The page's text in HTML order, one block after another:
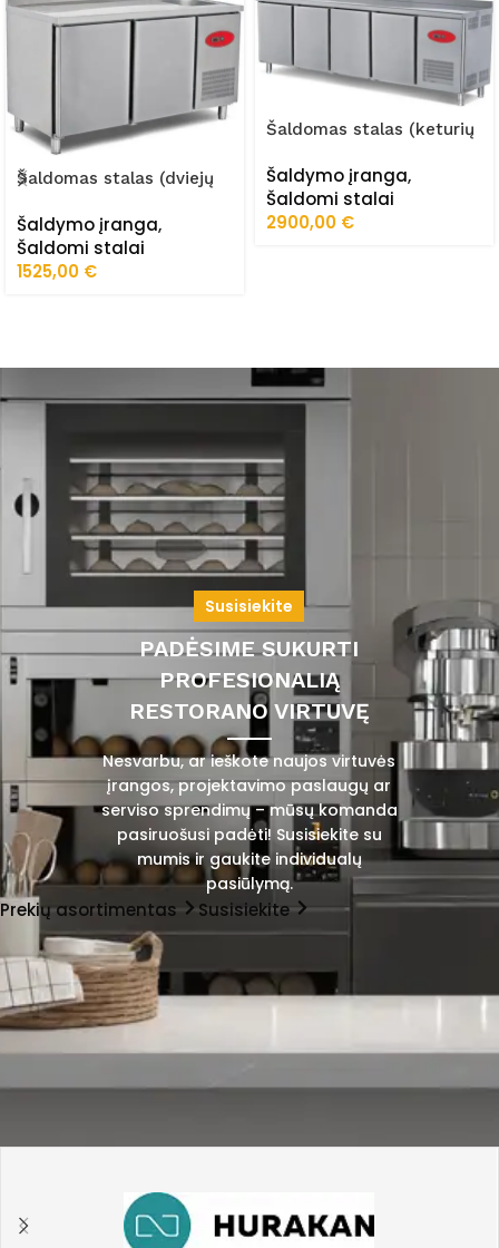
Šaldomas stalas (dviejų
Šaldymo įranga,
Šaldomi stalai
1525,00 €
Šaldomas stalas (keturių
Šaldymo įranga,
Šaldomi stalai
2900,00 €
Susisiekite
PADĖSIME SUKURTI
PROFESIONALIĄ
RESTORANO VIRTUVĘ
Nesvarbu, ar ieškote naujos virtuvės
įrangos, projektavimo paslaugų ar
serviso sprendimų – mūsų komanda
pasiruošusi padėti! Susisiekite su
mumis ir gaukite individualų
pasiūlymą.
Prekių asortimentas Susisiekite